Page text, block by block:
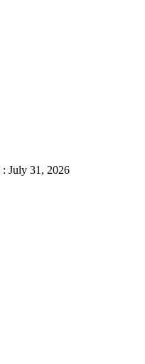
: July 31, 2026